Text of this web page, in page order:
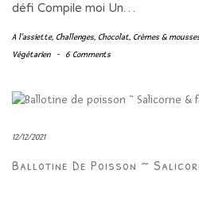
défi Compile moi Un…
A l'assiette, Challenges, Chocolat, Crèmes &
Végétarien
- 6 Comments
12/12/2021
Ballotine De Poisson ~